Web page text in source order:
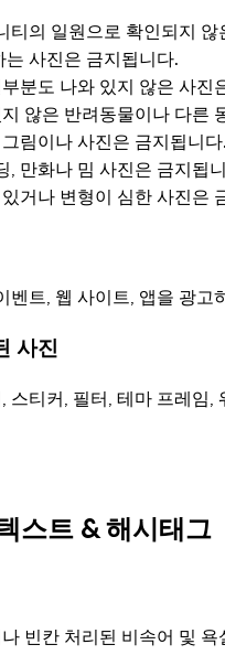
티의 일원으로 확인되지
는 사진은 금지됩니다.
분도 나와 있지 않은 사진
않은 반려동물이나 다른
림이나 사진은 금지됩니다.
, 만화나 밈 사진은 금지됩
거나 변형이 심한 사진은
벤트, 웹 사이트, 앱을 광고
사진
스티커, 필터, 테마 프레임
스트 & 해시태그
빈칸 처리된 비속어 및